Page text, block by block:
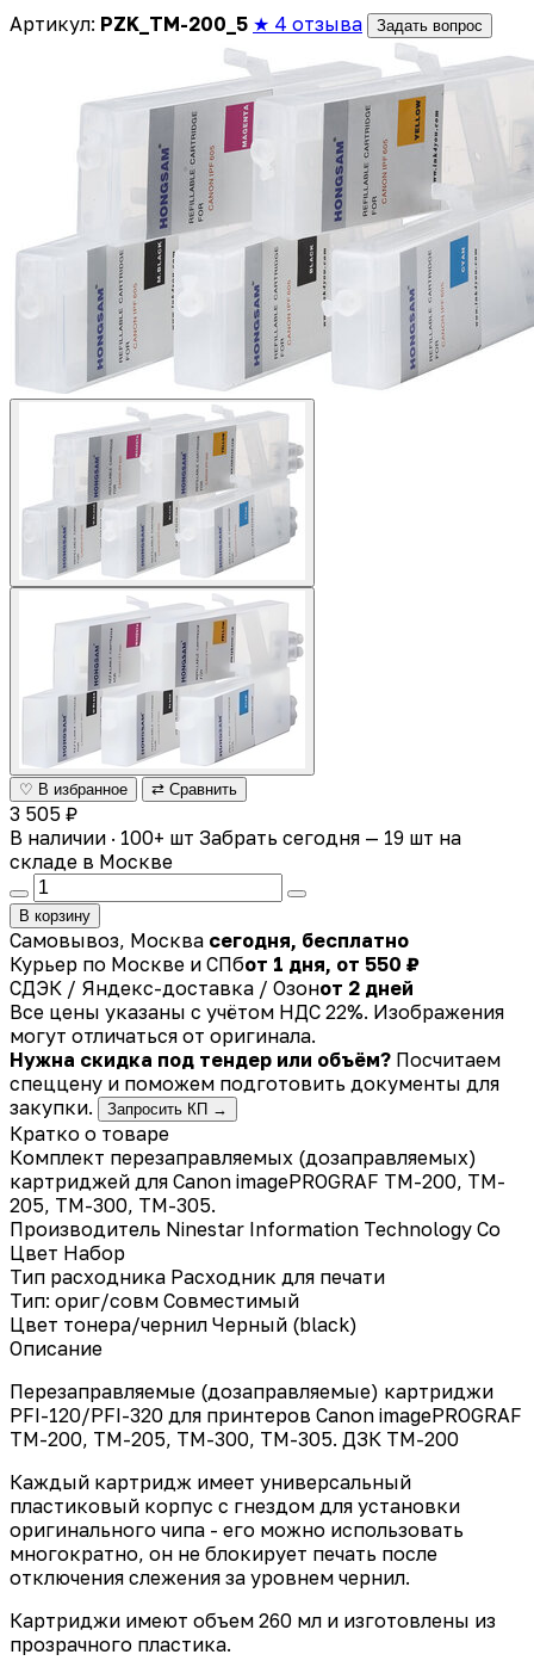
Артикул: PZK_TM-200_5 ★ 4 отзыва Задать вопрос
♡ В избранное ⇄ Сравнить
3 505 ₽
В наличии · 100+ шт Забрать сегодня — 19 шт на
складе в Москве
В корзину
Самовывоз, Москва сегодня, бесплатно
Курьер по Москве и СПбот 1 дня, от 550 ₽
СДЭК / Яндекс-доставка / Озонот 2 дней
Все цены указаны с учётом НДС 22%. Изображения
могут отличаться от оригинала.
Нужна скидка под тендер или объём? Посчитаем
спеццену и поможем подготовить документы для
закупки.
Запросить КП →
Кратко о товаре
Комплект перезаправляемых (дозаправляемых)
картриджей для Canon imagePROGRAF TM-200, TM-
205, TM-300, TM-305.
Производитель Ninestar Information Technology Co
Цвет Набор
Тип расходника Расходник для печати
Тип: ориг/совм Совместимый
Цвет тонера/чернил Черный (black)
Описание
Перезаправляемые (дозаправляемые) картриджи
PFI-120/PFI-320 для принтеров Canon imagePROGRAF
TM-200, TM-205, TM-300, TM-305. ДЗК TM-200
Каждый картридж имеет универсальный
пластиковый корпус с гнездом для установки
оригинального чипа - его можно использовать
многократно, он не блокирует печать после
отключения слежения за уровнем чернил.
Картриджи имеют объем 260 мл и изготовлены из
прозрачного пластика.